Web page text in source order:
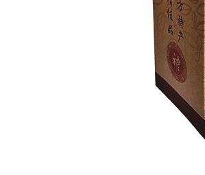
成都包装厂：纸质包装盒定制材质厚